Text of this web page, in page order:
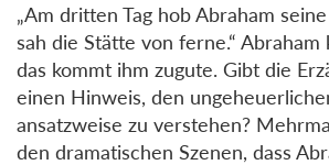
„Am dritten Tag hob Abraham
sah die Stätte von ferne.“ Abraham
das kommt ihm zugute. Gibt die
einen Hinweis, den
ansatzweise zu verstehen?
den dramatischen Szenen, dass